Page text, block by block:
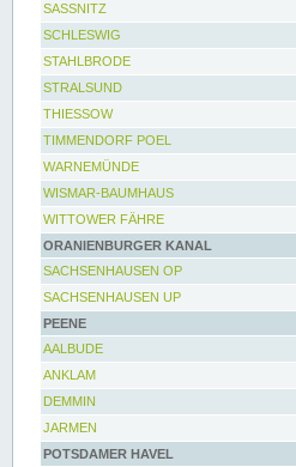
SASSNITZ
SCHLESWIG
STAHLBRODE
STRALSUND
THIESSOW
TIMMENDORF POEL
WARNEMÜNDE
WISMAR-BAUMHAUS
WITTOWER FÄHRE
ORANIENBURGER KANAL
SACHSENHAUSEN OP
SACHSENHAUSEN UP
PEENE
AALBUDE
ANKLAM
DEMMIN
JARMEN
POTSDAMER HAVEL